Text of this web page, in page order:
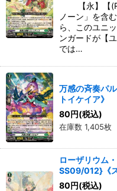
【永】【(R)
ノーン」を含
ら、このユニ
ンガードが【
では…
万感の斉奏パ
トイケイア》
80円(税込)
在庫数 1,405枚
ローザリウム
SS09/012}《
80円(税込)